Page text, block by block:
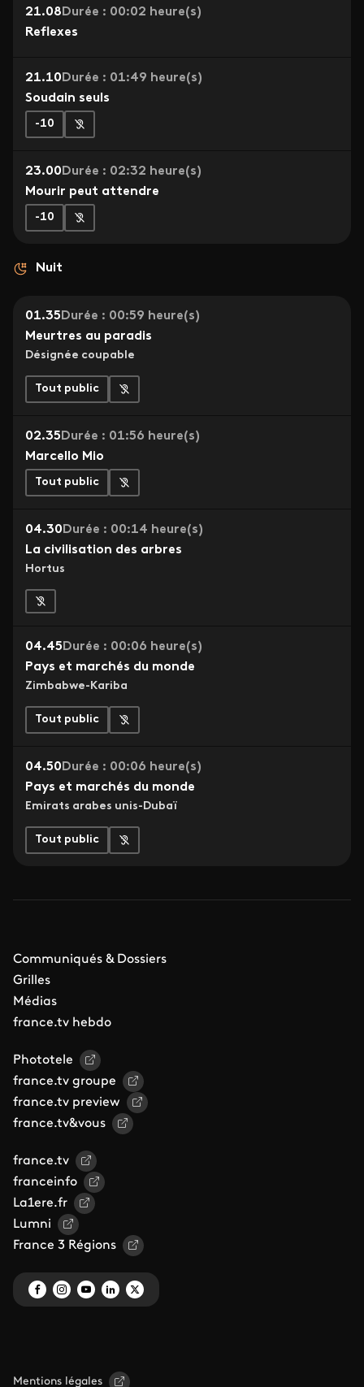
21.08 Durée : 00:02 heure(s)
Reflexes
21.10 Durée : 01:49 heure(s)
Soudain seuls
-10
23.00 Durée : 02:32 heure(s)
Mourir peut attendre
-10
Nuit
01.35 Durée : 00:59 heure(s)
Meurtres au paradis
Désignée coupable
Tout public
02.35 Durée : 01:56 heure(s)
Marcello Mio
Tout public
04.30 Durée : 00:14 heure(s)
La civilisation des arbres
Hortus
04.45 Durée : 00:06 heure(s)
Pays et marchés du monde
Zimbabwe-Kariba
Tout public
04.50 Durée : 00:06 heure(s)
Pays et marchés du monde
Emirats arabes unis-Dubaï
Tout public
Communiqués & Dossiers
Grilles
Médias
france.tv hebdo
Phototele
france.tv groupe
france.tv preview
france.tv&vous
france.tv
franceinfo
La1ere.fr
Lumni
France 3 Régions
Mentions légales